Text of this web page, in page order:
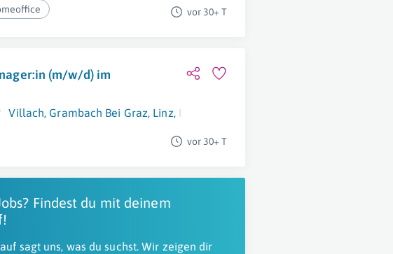
vor 30+ T
(m/w/d) im
Villach, Grambach Bei Graz, Linz, Kundl
vor 30+ T
Findest du mit deinem
sagt uns, was du suchst. Wir zeigen dir